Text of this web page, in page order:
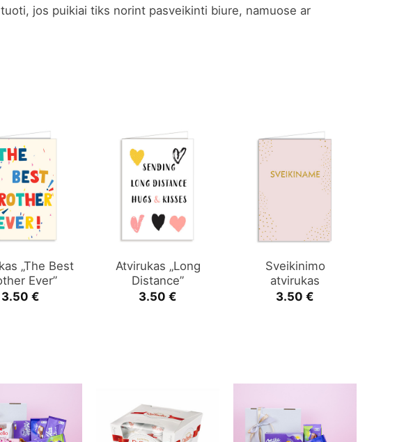
jos puikiai tiks norint pasveikinti biure, namuose ar
„The Best
Ever”
3.50€
Atvirukas „Long
Distance”
3.50€
Sveikinimo
atvirukas
3.50€